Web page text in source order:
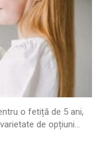
o fetiță de 5 ani,
de opțiuni...